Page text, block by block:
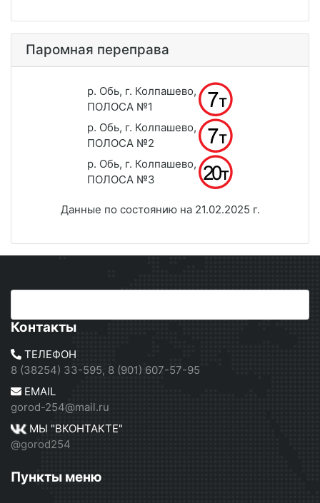
Паромная переправа
р. Обь, г. Колпашево,
ПОЛОСА №1
р. Обь, г. Колпашево,
ПОЛОСА №2
р. Обь, г. Колпашево,
ПОЛОСА №3
Данные по состоянию на 21.02.2025 г.
Контакты
ТЕЛЕФОН
8 (38254) 33-595, 8 (901) 607-57-95
EMAIL
gorod-254@mail.ru
МЫ "ВКОНТАКТЕ"
@gorod254
Пункты меню